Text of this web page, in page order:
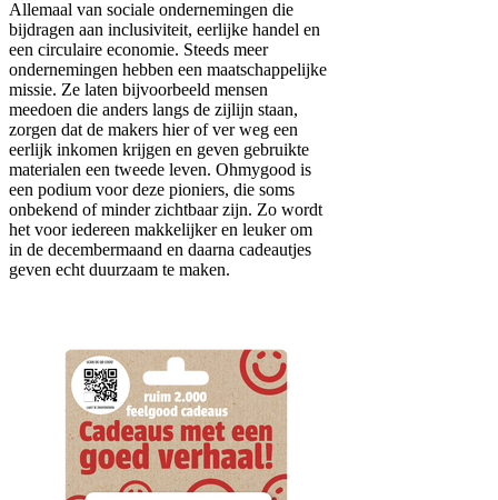
Allemaal van sociale ondernemingen die
bijdragen aan inclusiviteit, eerlijke handel en
een circulaire economie. Steeds meer
ondernemingen hebben een maatschappelijke
missie. Ze laten bijvoorbeeld mensen
meedoen die anders langs de zijlijn staan,
zorgen dat de makers hier of ver weg een
eerlijk inkomen krijgen en geven gebruikte
materialen een tweede leven. Ohmygood is
een podium voor deze pioniers, die soms
onbekend of minder zichtbaar zijn. Zo wordt
het voor iedereen makkelijker en leuker om
in de decembermaand en daarna cadeautjes
geven echt duurzaam te maken.